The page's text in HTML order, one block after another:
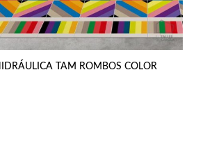
TAM ROMBOS COLOR